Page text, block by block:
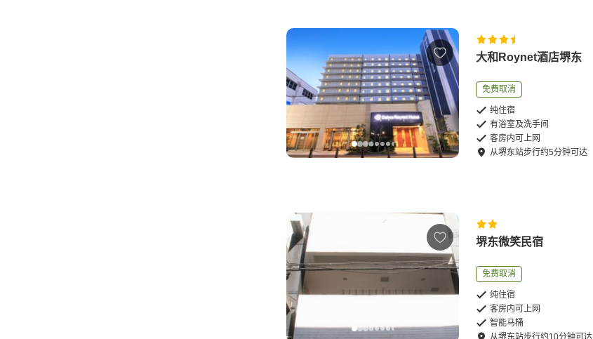
大和Roynet酒店堺东
免费取消
纯住宿
有浴室及洗手间
客房内可上网
从堺东站步行约5分钟可达
堺东微笑民宿
免费取消
纯住宿
客房内可上网
智能马桶